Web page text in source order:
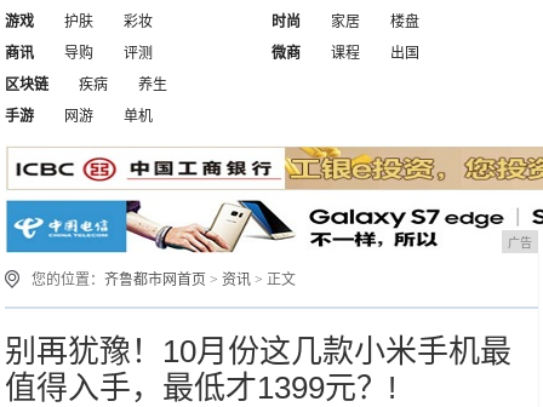
游戏
护肤
彩妆
商讯
导购 评测
时尚 家居
楼盘
微商
课程
出国
区块链
疾病
养生
手游
网游 单机
广告
您的位置：齐鲁都市网首页 >资讯 > 正文
别再犹豫！10月份这几款小米手机最
值得入手，最低才1399元？!